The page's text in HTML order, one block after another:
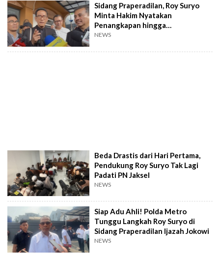
Sidang Praperadilan, Roy Suryo
Minta Hakim Nyatakan
Penangkapan hingga
Penggeledahan Tak Sah
NEWS
Beda Drastis dari Hari Pertama,
Pendukung Roy Suryo Tak Lagi
Padati PN Jaksel
NEWS
Siap Adu Ahli! Polda Metro
Tunggu Langkah Roy Suryo di
Sidang Praperadilan Ijazah Jokowi
NEWS